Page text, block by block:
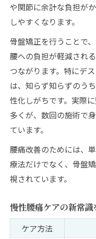
や関節に余計な負担が
しやすくなります。
骨盤矯正を行うことで
腰への負担が軽減され
つながります。特にデ
は、知らず知らずのう
性化しがちです。実際
多くが、数回の施術で
ています。
腰痛改善のためには、
療法だけでなく、骨盤
視されています。
慢性腰痛ケアの新常
ケア方法